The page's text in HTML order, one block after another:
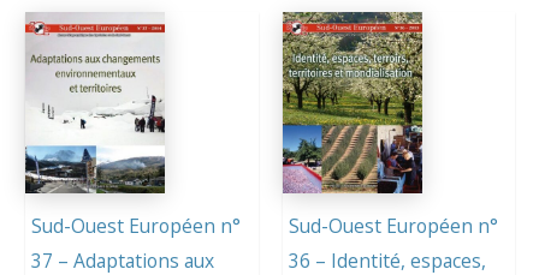
Sud-Ouest Européen n°
37 – Adaptations aux
Sud-Ouest Européen n°
36 – Identité, espaces,